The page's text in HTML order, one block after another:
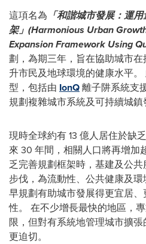
這項名為 「和諧城市發展：運
架」(Harmonious Urban
Expansion Framework Using
劃，為期三年，旨在協助城市
升市民及地球環境的健康水平
型，包括由 IonQ離子阱系統支
規劃複雜城市系統及可持續城鎮
現時全球約有 13 億人居住於缺
來 30 年間，相關人口將再增加
乏完善規劃框架時，基建及公
步伐，為流動性、公共健康及
早規劃有助城市發展得更宜居
性。 在不少增長最快的地區，
限，但對有系統地管理城市擴
更迫切。